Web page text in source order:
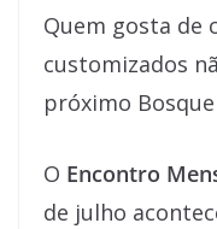
Quem gosta de
customizados
próximo
O Encontro
de julho